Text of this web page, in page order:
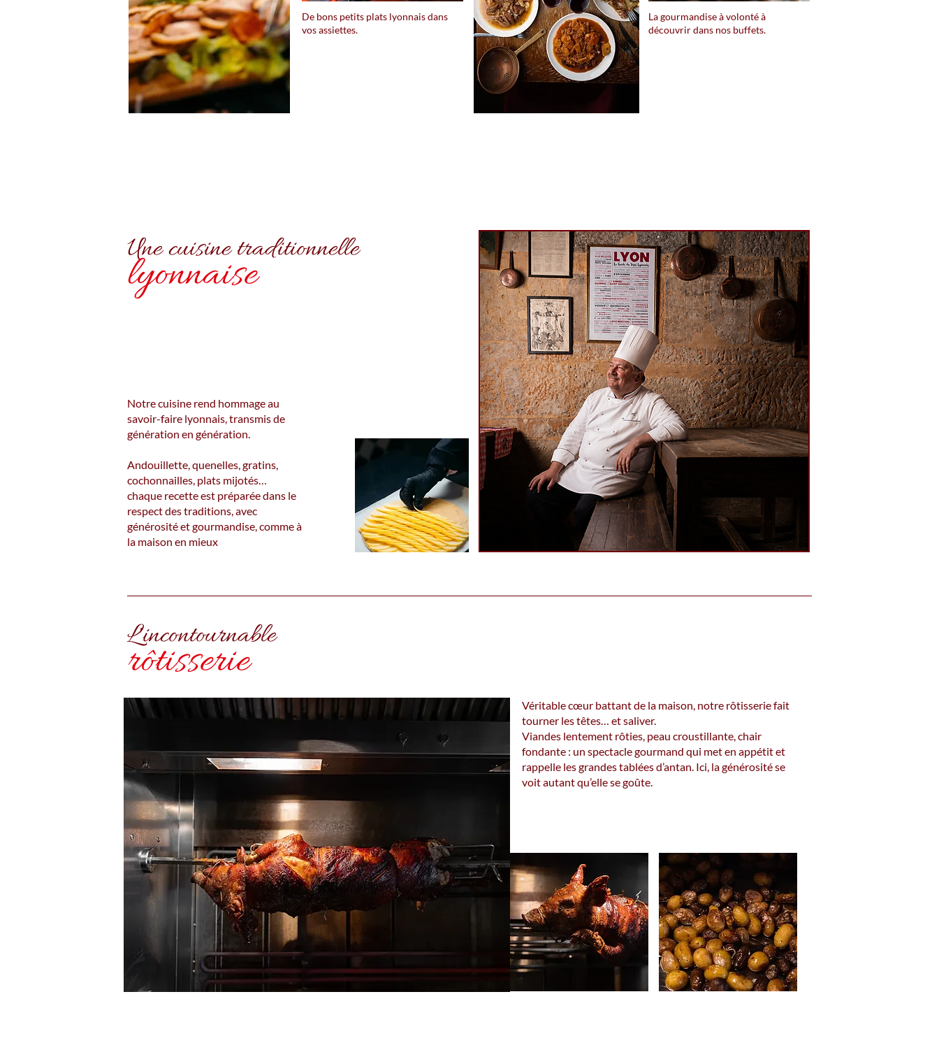
De bons petits plats lyonnais dans
vos assiettes.
La gourmandise à volonté à
découvrir dans nos buffets.
Une cuisine traditionnelle
lyonnaise
Notre cuisine rend hommage au
savoir-faire lyonnais, transmis de
génération en génération.
Andouillette, quenelles, gratins,
cochonnailles, plats mijotés…
chaque recette est préparée dans le
respect des traditions, avec
générosité et gourmandise, comme à
la maison en mieux
L'incontournable
rôtisserie
Véritable cœur battant de la maison, notre rôtisserie fait
tourner les têtes… et saliver.
Viandes lentement rôties, peau croustillante, chair
fondante : un spectacle gourmand qui met en appétit et
rappelle les grandes tablées d’antan. Ici, la générosité se
voit autant qu’elle se goûte.